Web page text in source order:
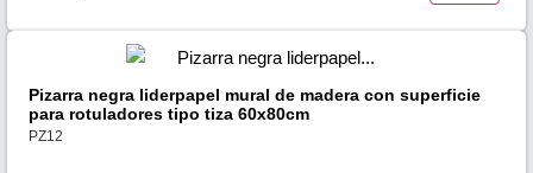
Pizarra negra liderpapel mural de madera con superficie
para rotuladores tipo tiza 60x80cm
PZ12